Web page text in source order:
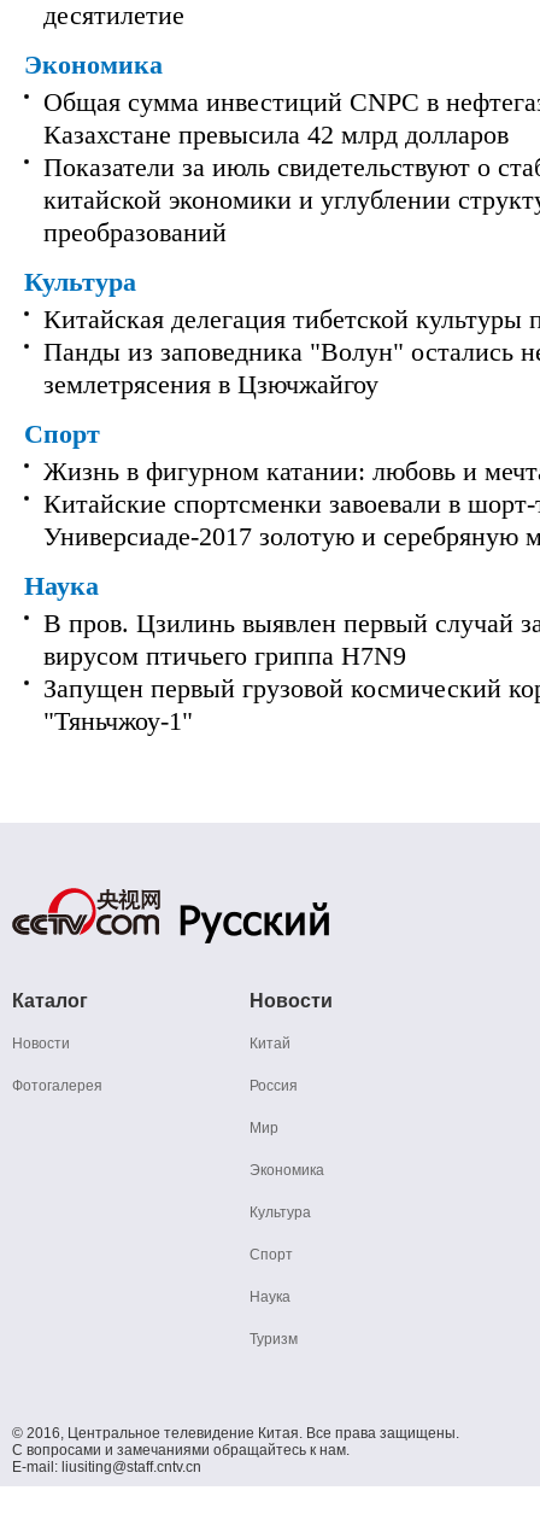
десятилетие
Экономика
Общая сумма инвестиций CNPC в
Казахстане превысила 42 млрд долларов
Показатели за июль свидетельствуют о
китайской экономики и углублении
преобразований
Культура
Китайская делегация тибетской культуры
Панды из заповедника "Волун" остались
землетрясения в Цзючжайгоу
Спорт
Жизнь в фигурном катании: любовь и
Китайские спортсменки завоевали в шорт-
Универсиаде-2017 золотую и серебряную
Наука
В пров. Цзилинь выявлен первый случай
вирусом птичьего гриппа H7N9
Запущен первый грузовой космический
"Тяньчжоу-1"
Каталог
Новости
Фотогалерея
Новости
Китай
Россия
Мир
Экономика
Культура
Спорт
Наука
Туризм
© 2016, Центральное телевидение Китая. Все права защищены.
С вопросами и замечаниями обращайтесь к нам.
E-mail: liusiting@staff.cntv.cn